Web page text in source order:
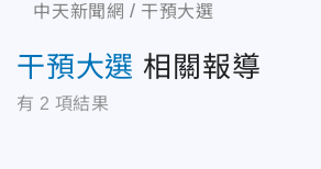
中天新聞網 干預大選
干預大選 相關報導
有 2 項結果